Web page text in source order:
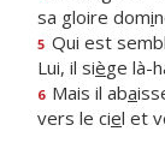
sa gloire domi
5 Qui est
Lui, il siège là-
6 Mais il aba
vers le ciel et